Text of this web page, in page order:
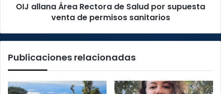
OIJ allana Área Rectora de Salud por supuesta
venta de permisos sanitarios
Publicaciones relacionadas